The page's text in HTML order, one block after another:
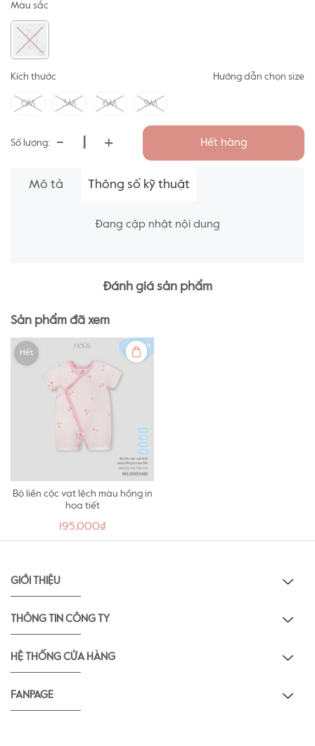
Màu sắc
Kích thước Hướng dẫn chọn size
0M 3M 6M 9M
Số lượng: - + Hết hàng
Mô tả Thông số kỹ thuật
Đang cập nhật nội dung
Đánh giá sản phẩm
Sản phẩm đã xem
Hết
Bộ liền cộc vạt lệch màu hồng in
họa tiết
195,000₫
GIỚI THIỆU
THÔNG TIN CÔNG TY
HỆ THỐNG CỬA HÀNG
FANPAGE